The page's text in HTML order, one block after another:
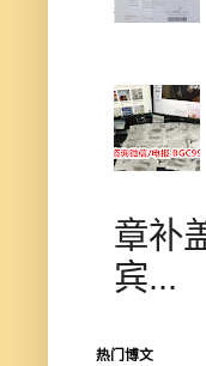
章补
宾...
热门博文